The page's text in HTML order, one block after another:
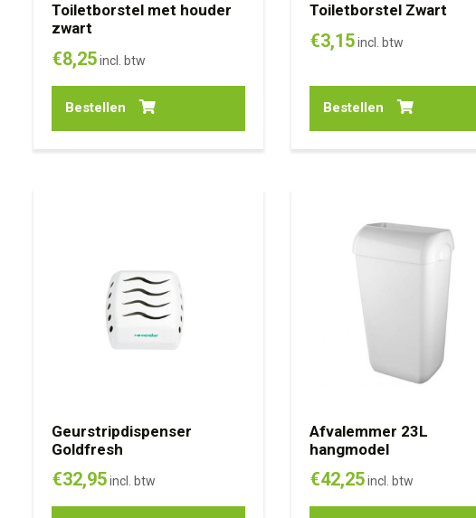
Toiletborstel met houder
zwart
€8,25incl. btw
Bestellen
Toiletborstel Zwart
€3,15incl. btw
Bestellen
Geurstripdispenser
Goldfresh
€32,95incl. btw
Afvalemmer 23L
hangmodel
€42,25incl. btw
Min. prijs
Max. prijs